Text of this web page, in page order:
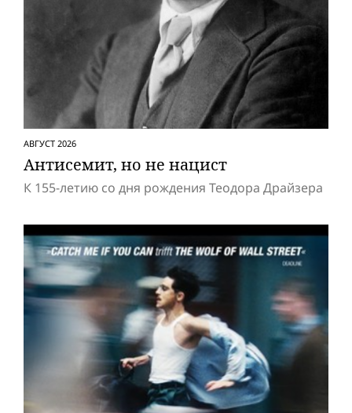
АВГУСТ 2026
Антисемит, но не нацист
К 155-летию со дня рождения Теодора Драйзера